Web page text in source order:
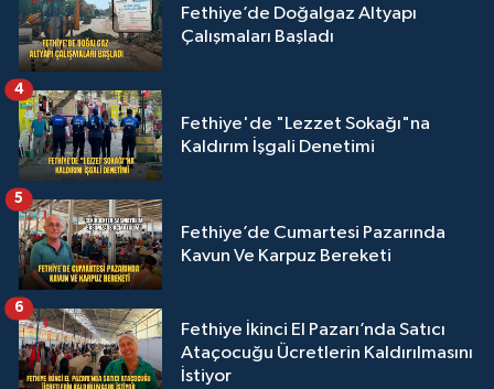
Fethiye’de Doğalgaz Altyapı
Çalışmaları Başladı
Fethiye'de "Lezzet Sokağı"na
Kaldırım İşgali Denetimi
4
Fethiye’de Cumartesi Pazarında
Kavun Ve Karpuz Bereketi
5
Fethiye İkinci El Pazarı’nda Satıcı
Ataçocuğu Ücretlerin Kaldırılmasını
İstiyor
6